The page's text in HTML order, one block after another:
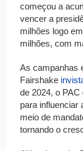
começou a
vencer a
milhões logo
milhões, com
As campanhas
Fairshake
de 2024, o
para influenciar
meio de
tornando o